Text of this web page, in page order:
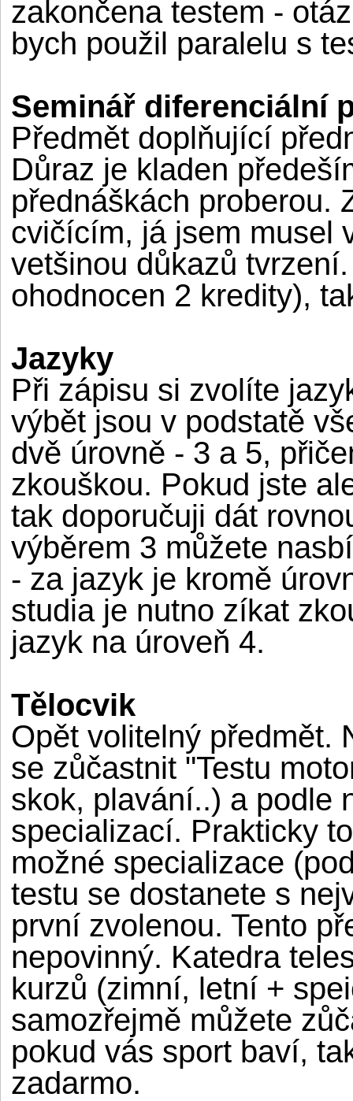
zakončena testem -
bych použil paralelu s
Seminář diferenciální
Předmět doplňující
Důraz je kladen
přednáškách proberou.
cvičícím, já jsem musel
vetšinou důkazů
ohodnocen 2 kredity),
Jazyky
Při zápisu si zvolíte
výbět jsou v podstatě
dvě úrovně - 3 a 5,
zkouškou. Pokud jste
tak doporučuji dát
výběrem 3 můžete
- za jazyk je kromě
studia je nutno zíkat
jazyk na úroveň 4.
Tělocvik
Opět volitelný předmět.
se zůčastnit "Testu
skok, plavání..) a podle
specializací. Prakticky
možné specializace
testu se dostanete s
první zvolenou. Tento
nepovinný. Katedra
kurzů (zimní, letní +
samozřejmě můžete
pokud vás sport baví,
zadarmo.